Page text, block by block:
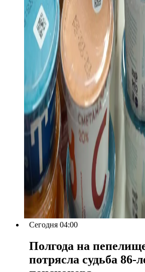
Сегодня 04:00
Полгода на
потрясла судьба 86-